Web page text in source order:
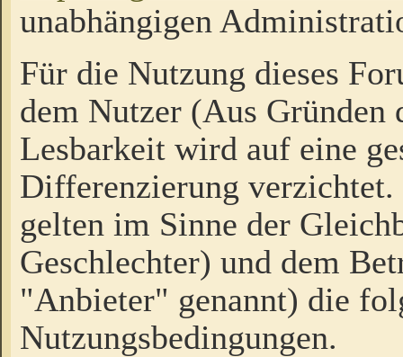
unabhängigen
Für die Nutzung dieses
dem Nutzer (Aus Gründen
Lesbarkeit wird auf eine
Differenzierung
gelten im Sinne der
Geschlechter) und dem
"Anbieter" genannt) die
Nutzungsbedingungen.